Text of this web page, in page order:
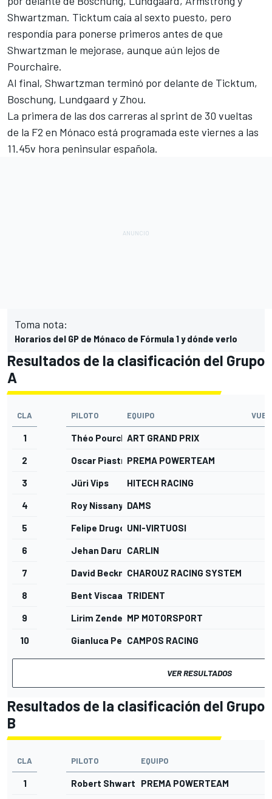
Shwartzman. Ticktum caía al sexto puesto, pero
respondía para ponerse primeros antes de que
Shwartzman le mejorase, aunque aún lejos de
Pourchaire.
Al final, Shwartzman terminó por delante de Ticktum,
Boschung, Lundgaard y Zhou.
La primera de las dos carreras al sprint de 30 vueltas
de la F2 en Mónaco está programada este viernes a las
11.45v hora peninsular española.
Toma nota:
Horarios del GP de Mónaco de Fórmula 1 y dónde verlo
Resultados de la clasificación del Grupo
A
CLA PILOTO EQUIPO
1 Théo PourchaireART GRAND PRIX
2 Oscar Piastri PREMA POWERTEAM
3 Jüri Vips HITECH RACING
4 Roy Nissany DAMS
5 Felipe DrugovichUNI-VIRTUOSI
6 Jehan DaruvalaCARLIN
7 David BeckmannCHAROUZ RACING SYSTEM
8 Bent Viscaal TRIDENT
9 Lirim Zendeli MP MOTORSPORT
10 Gianluca PetecofCAMPOS RACING
VER RESULTADOS
Resultados de la clasificación del Grupo
B
CLA PILOTO EQUIPO
1 Robert ShwartzmanPREMA POWERTEAM